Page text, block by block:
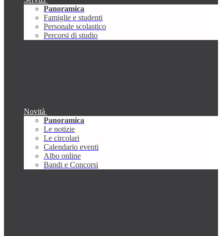
Panoramica
Famiglie e studenti
Personale scolastico
Percorsi di studio
Novità
Panoramica
Le notizie
Le circolari
Calendario eventi
Albo online
Bandi e Concorsi